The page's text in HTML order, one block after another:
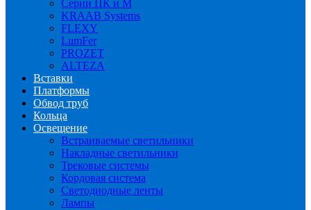
Серии ПК и М
KRAAB Systems
FLEXY
LumFer
PROZET
ALTEZA
Вставки
Платформы
Обвод труб
Кольца
Освещение
Встраиваемые светильники
Накладные светильники
Трековые системы
Кордовая система
Светодиодные ленты
Лампы